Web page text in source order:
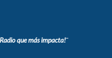
que más impacta!¨